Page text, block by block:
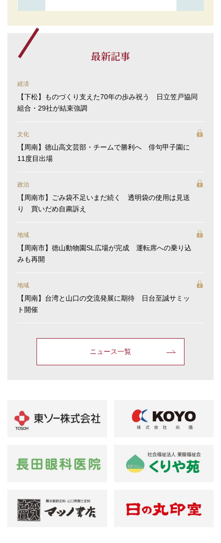
最新記事
経済
【下松】ものづくり支えた70年の歩み祝う 日立笠戸協同
組合・29社が結束強調
文化
【周南】徳山高文芸部・チームで勝利へ 俳句甲子園に
11度目出場
政治
【周南市】ごみ袋不足いまだ続く 透明袋の使用は見送
り 買いだめ自粛訴え
地域
【周南市】徳山動物園SL広場が完成 運転席への乗り込
みも再開
地域
【周南】台湾と山口の交流発展に期待 日台至誠サミッ
ト開催
ニュース一覧